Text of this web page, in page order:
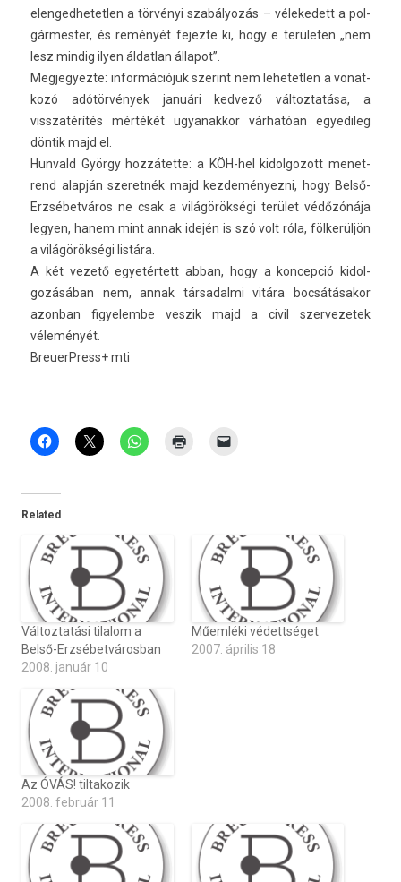
elen­gedhetetl­en a törvényi szabályozás – vélekedett a pol­
gármest­er, és reményét fejez­te ki, hogy e területen „nem
lesz min­dig ilyen áldat­lan állapot”.
Meg­jegyez­te: in­for­mációjuk szerint nem lehetetl­en a vonat­
kozó adótörvények januári ked­vező vál­toztatása, a
visszatérítés mértékét ugyanak­kor várhatóan egyedileg
döntik majd el.
Hun­vald György hozzátette: a KÖH-hel kidol­gozott menet­
rend alapján szeret­nék majd kez­deményez­ni, hogy Belső-
Erzsébetváros ne csak a világörökségi terület védőzónája
legy­en, hanem mint annak idején is szó volt róla, fölkerüljön
a világörökségi listára.
A két vezető egyetértett abban, hogy a kon­cepció kidol­
gozásában nem, annak tár­sadal­mi vitára bocsátásakor
azon­ban figyelem­be ves­zik majd a civil szer­vezetek
véleményét.
BreuerPress+ mti
Related
Változtatási tilalom a
Belső-Erzsébetvárosban
2008. január 10
Műemléki védettséget
2007. április 18
Az ÓVÁS! tiltakozik
2008. február 11